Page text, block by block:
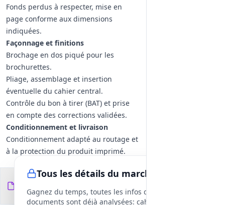
Fonds perdus à respecter, mise en
page conforme aux dimensions
indiquées.
Façonnage et finitions
Brochage en dos piqué pour les
brochurettes.
Pliage, assemblage et insertion
éventuelle du cahier central.
Contrôle du bon à tirer (BAT) et prise
en compte des corrections validées.
Conditionnement et livraison
Conditionnement adapté au routage et
à la protection du produit imprimé.
indiqués, modalités de préparation des
bons de livraison (destinataire, édition,
quantité, etc.).
Tous les détails du marché
Gagnez du temps, toutes les infos des
documents sont déjà analysées: cahier des
Documents du
DCE
fichiers